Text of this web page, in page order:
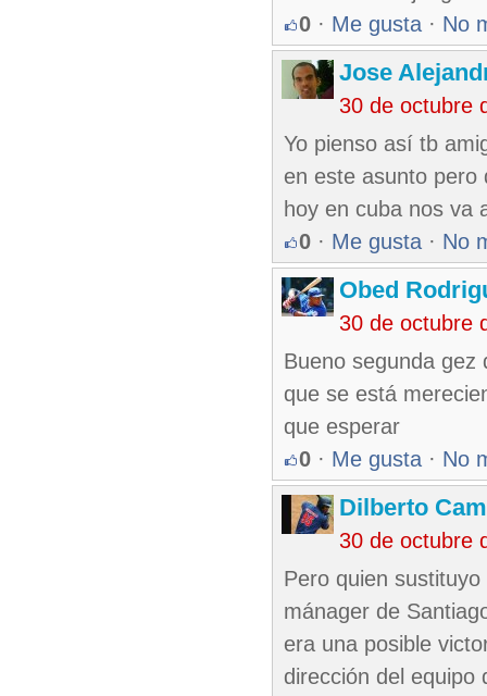
0 · Me gusta · No
Jose
30 de octubre
Yo pienso así tb
en este asunto pero
hoy en cuba nos va
0 · Me gusta · No
Obed
30 de octubre
Bueno segunda gez
que se está
que esperar
0 · Me gusta · No
Dilberto
30 de octubre
Pero quien
mánager de
era una posible
dirección del equipo